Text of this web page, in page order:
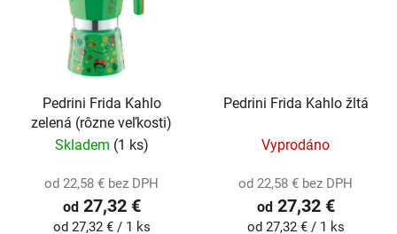
Pedrini Frida Kahlo
zelená (rôzne veľkosti)
Skladem (1 ks)
od 22,58 € bez DPH
od27,32 €
Jednotková
od 27,32 € / 1 ks
Pedrini Frida Kahlo žltá
Vyprodáno
od 22,58 € bez DPH
od27,32 €
Jednotková
od 27,32 € / 1 ks